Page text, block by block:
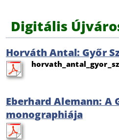
Digitális
Horváth Antal: Győr
Eberhard Alemann:
monographiája